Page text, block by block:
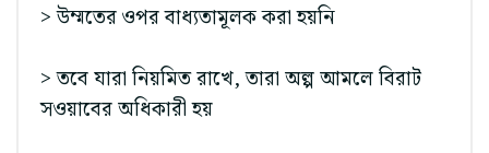
> উম্মতের ওপর বাধ্যতামূলক করা হয়নি
> তবে যারা নিয়মিত রাখে, তারা অল্প আমলে বিরাট
সওয়াবের অধিকারী হয়